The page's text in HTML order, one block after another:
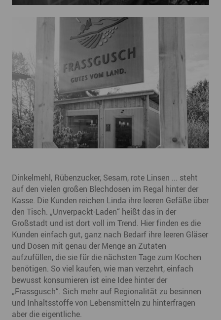
Dinkelmehl, Rübenzucker, Sesam, rote Linsen ... steht
auf den vielen großen Blechdosen im Regal hinter der
Kasse. Die Kunden reichen Linda ihre leeren Gefäße über
den Tisch. „Unverpackt-Laden“ heißt das in der
Großstadt und ist dort voll im Trend. Hier finden es die
Kunden einfach gut, ganz nach Bedarf ihre leeren Gläser
und Dosen mit genau der Menge an Zutaten
aufzufüllen, die sie für die nächsten Tage zum Kochen
benötigen. So viel kaufen, wie man verzehrt, einfach
bewusst konsumieren ist eine Idee hinter der
„Frassgusch“. Sich mehr auf Regionalität zu besinnen
und Inhaltsstoffe von Lebensmitteln zu hinterfragen
aber die eigentliche.